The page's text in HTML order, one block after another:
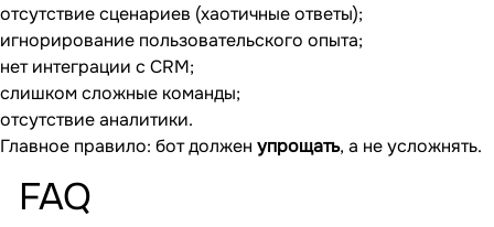
отсутствие сценариев (хаотичные ответы);
игнорирование пользовательского опыта;
нет интеграции с CRM;
слишком сложные команды;
отсутствие аналитики.
Главное правило: бот должен упрощать, а не усложнять.
FAQ